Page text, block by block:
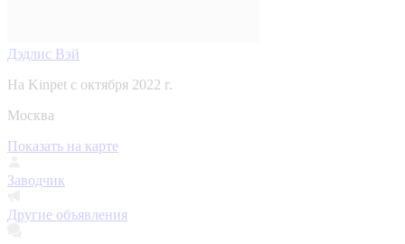
Дэдлис Вэй
На Kinpet c октября 2022 г.
Москва
Показать на карте
Заводчик
Другие объявления